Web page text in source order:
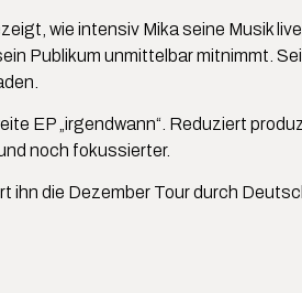
wie intensiv Mika seine Musik
Publikum unmittelbar mitnimmt.
EP „irgendwann“. Reduziert
noch fokussierter.
ihn die Dezember Tour durch